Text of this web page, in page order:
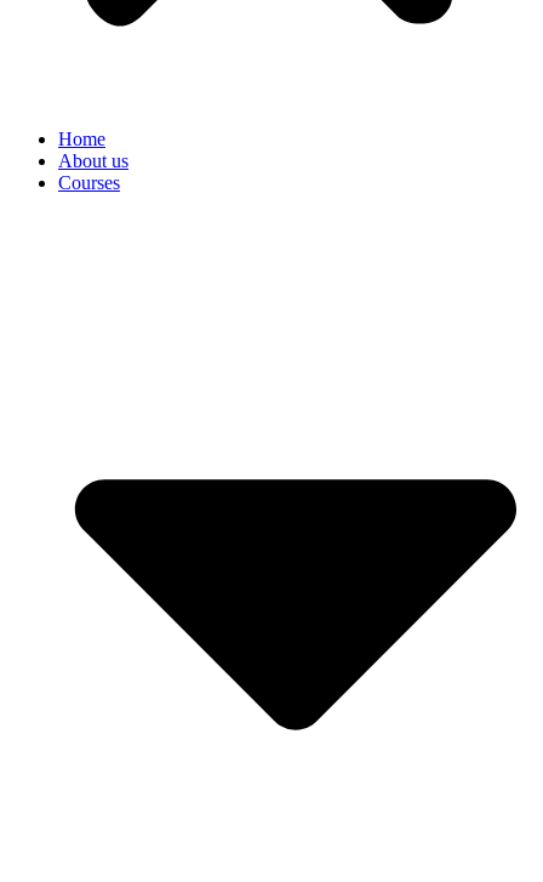
Home
About us
Courses